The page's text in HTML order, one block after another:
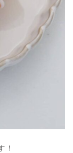
！